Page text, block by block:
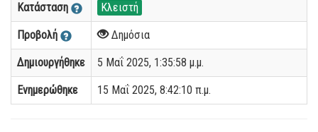
Κατάσταση Κλειστή
Προβολή Δημόσια
Δημιουργήθηκε 5 Μαΐ 2025, 1:35:58 μ.μ.
Ενημερώθηκε 15 Μαΐ 2025, 8:42:10 π.μ.